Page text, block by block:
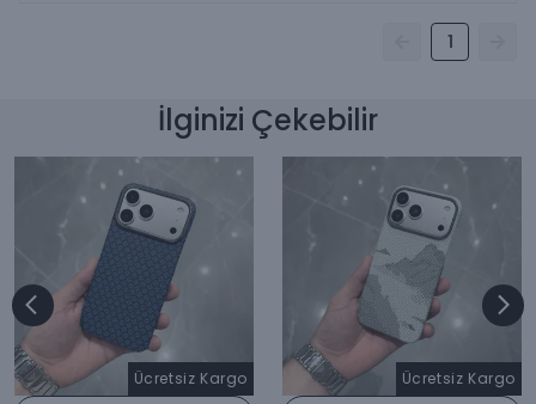
1
İlginizi Çekebilir
Ücretsiz Kargo
Ücretsiz Kargo